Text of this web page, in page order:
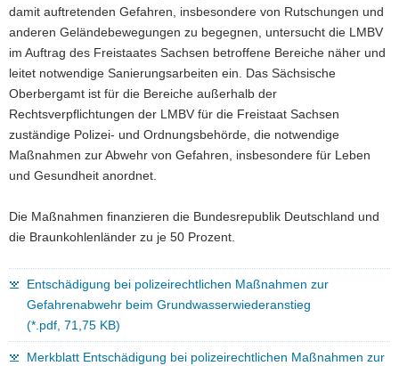
damit auftretenden Gefahren, insbesondere von Rutschungen und
anderen Geländebewegungen zu begegnen, untersucht die LMBV
im Auftrag des Freistaates Sachsen betroffene Bereiche näher und
leitet notwendige Sanierungsarbeiten ein. Das Sächsische
Oberbergamt ist für die Bereiche außerhalb der
Rechtsverpflichtungen der LMBV für die Freistaat Sachsen
zuständige Polizei- und Ordnungsbehörde, die notwendige
Maßnahmen zur Abwehr von Gefahren, insbesondere für Leben
und Gesundheit anordnet.
Die Maßnahmen finanzieren die Bundesrepublik Deutschland und
die Braunkohlenländer zu je 50 Prozent.
Entschädigung bei polizeirechtlichen Maßnahmen zur
Gefahrenabwehr beim Grundwasserwiederanstieg
(*.pdf, 71,75 KB)
Merkblatt Entschädigung bei polizeirechtlichen Maßnahmen zur